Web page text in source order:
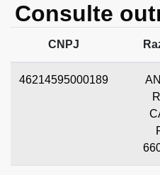
Consulte
CNPJ
46214595000189